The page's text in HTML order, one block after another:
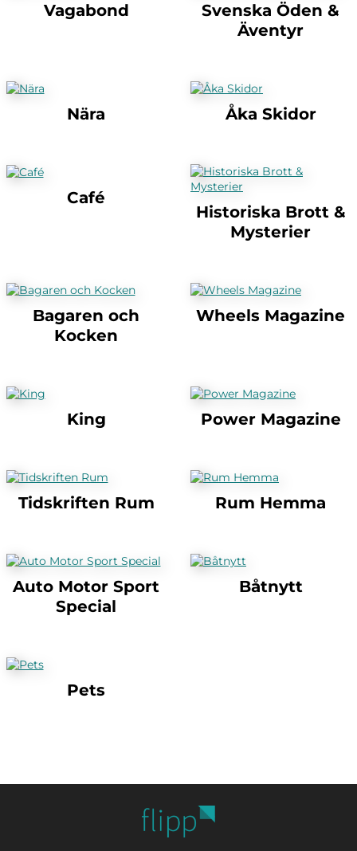
Vagabond
Svenska Öden &
Äventyr
Nära Åka Skidor
Café
Historiska Brott &
Mysterier
Bagaren och
Kocken
Wheels Magazine
King Power Magazine
Tidskriften Rum Rum Hemma
Auto Motor Sport
Special
Båtnytt
Pets